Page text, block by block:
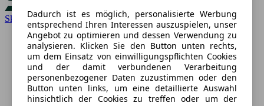
SkodaDadurch ist es möglich, personalisierte Werbung
entsprechend Ihren Interessen auszuspielen, unser
Angebot zu optimieren und dessen Verwendung zu
analysieren. Klicken Sie den Button unten rechts,
um dem Einsatz von einwilligungspflichten Cookies
und der damit verbundenen Verarbeitung
personenbezogener Daten zuzustimmen oder den
Button unten links, um eine detaillierte Auswahl
hinsichtlich der Cookies zu treffen oder um der